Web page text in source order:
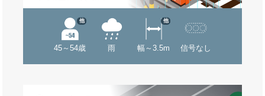
45～54歳
他
雨 幅～3.5m
他
信号なし